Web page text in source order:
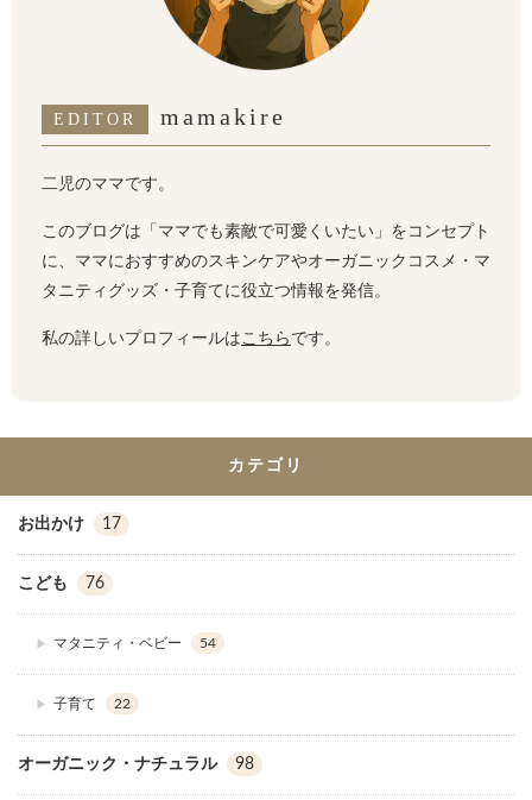
EDITOR mamakire
二児のママです。
このブログは「ママでも素敵で可愛くいたい」をコンセプト
に、ママにおすすめのスキンケアやオーガニックコスメ・マ
タニティグッズ・子育てに役立つ情報を発信。
私の詳しいプロフィールはこちら です。
カテゴリ
お出かけ 17
こども 76
マタニティ・ベビー 54
子育て 22
オーガニック・ナチュラル 98